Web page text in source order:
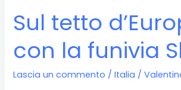
Sul tetto
con la funivia
Lascia un commento /Italia /